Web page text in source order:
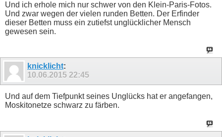
Und ich erhole mich nur schwer von den Klein-Paris-Fotos.
Und zwar wegen der vielen runden Betten. Der Erfinder
dieser Betten muss ein zutiefst unglücklicher Mensch
gewesen sein.
knicklicht:
10.06.2015 22:45
Und auf dem Tiefpunkt seines Unglücks hat er angefangen,
Moskitonetze schwarz zu färben.